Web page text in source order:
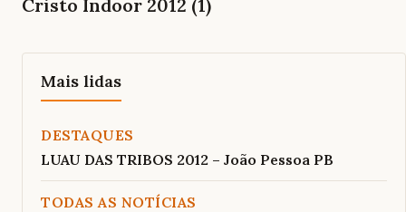
Cristo Indoor 2012 (1)
Mais lidas
DESTAQUES
LUAU DAS TRIBOS 2012 – João Pessoa PB
TODAS AS NOTÍCIAS